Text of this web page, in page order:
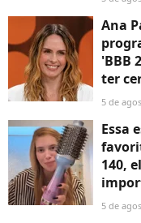
Ana
'BBB
ter
5 de
Essa
140,
5 de